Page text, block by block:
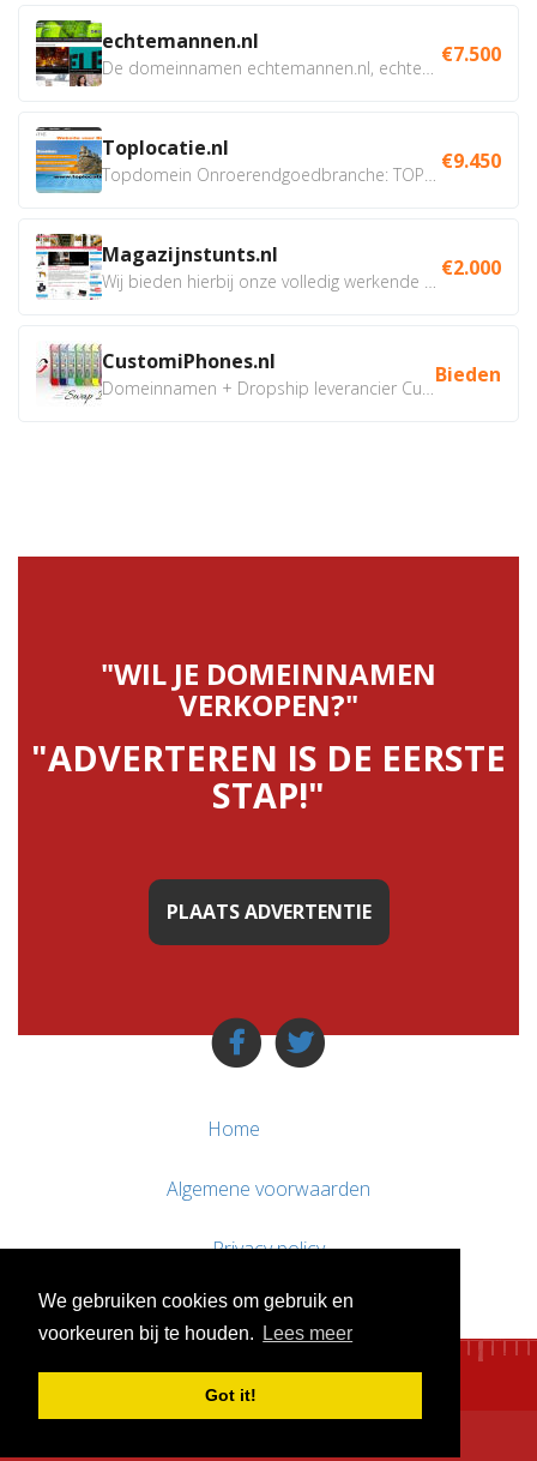
We gebruiken cookies om gebruik en
voorkeuren bij te houden.
Lees meer
Got it!
echtemannen.nl €7.500
Toplocatie.nl €9.450
Magazijnstunts.nl €2.000
CustomiPhones.nl Bieden
"WIL JE DOMEINNAMEN
VERKOPEN?"
"ADVERTEREN IS DE EERSTE
STAP!"
PLAATS ADVERTENTIE
Home
Algemene voorwaarden
Privacy policy
Contact / Support